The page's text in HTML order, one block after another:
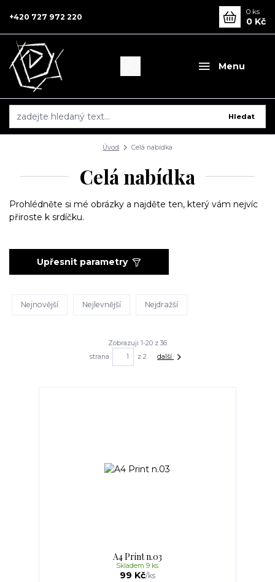
Menu
Hledat
+420 727 972 220
0 ks
0 Kč
Úvod Celá nabídka
Celá nabídka
Prohlédněte si mé obrázky a najděte ten, který vám nejvíc
přiroste k srdíčku.
Upřesnit parametry
Nejnovější Nejlevnější Nejdražší
Zobrazuji 1-20 z 36
strana
z 2 další
A4 Print n.03
99 Kč/ks
Skladem 9 ks